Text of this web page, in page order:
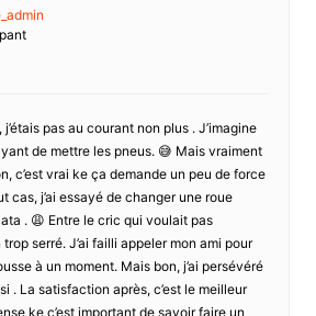
pas au courant non plus . J’imagine
de mettre les pneus. 😅 Mais vraiment
c’est vrai ke ça demande un peu de force
cas, j’ai essayé de changer une roue
. 😩 Entre le cric qui voulait pas
serré. J’ai failli appeler mon ami pour
à un moment. Mais bon, j’ai persévéré
. La satisfaction après, c’est le meilleur
ke c’est important de savoir faire un